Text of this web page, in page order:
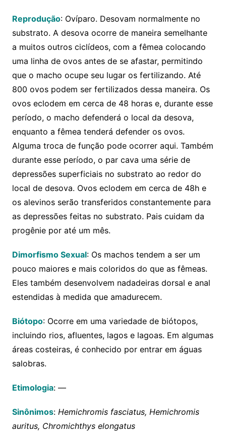
Reprodução: Ovíparo. Desovam normalmente no
substrato. A desova ocorre de maneira semelhante
a muitos outros ciclídeos, com a fêmea colocando
uma linha de ovos antes de se afastar, permitindo
que o macho ocupe seu lugar os fertilizando. Até
800 ovos podem ser fertilizados dessa maneira. Os
ovos eclodem em cerca de 48 horas e, durante esse
período, o macho defenderá o local da desova,
enquanto a fêmea tenderá defender os ovos.
Alguma troca de função pode ocorrer aqui. Também
durante esse período, o par cava uma série de
depressões superficiais no substrato ao redor do
local de desova. Ovos eclodem em cerca de 48h e
os alevinos serão transferidos constantemente para
as depressões feitas no substrato. Pais cuidam da
progênie por até um mês.
Dimorfismo Sexual: Os machos tendem a ser um
pouco maiores e mais coloridos do que as fêmeas.
Eles também desenvolvem nadadeiras dorsal e anal
estendidas à medida que amadurecem.
Biótopo: Ocorre em uma variedade de biótopos,
incluindo rios, afluentes, lagos e lagoas. Em algumas
áreas costeiras, é conhecido por entrar em águas
salobras.
Etimologia: —
Sinônimos: Hemichromis fasciatus, Hemichromis
auritus, Chromichthys elongatus